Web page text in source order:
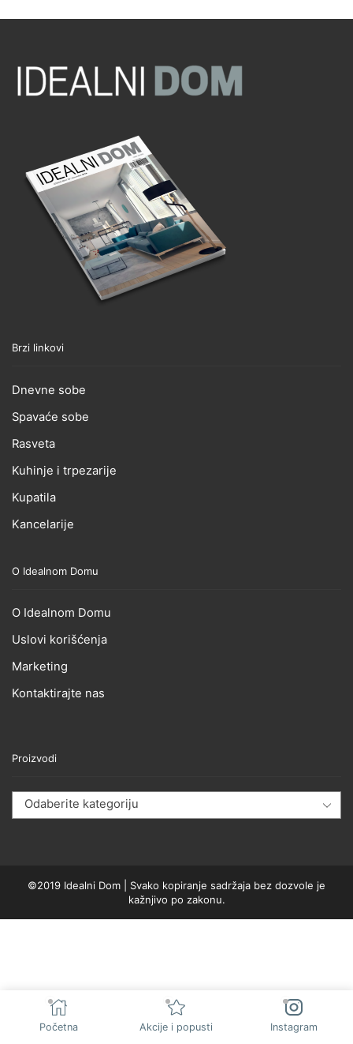
Brzi linkovi
Dnevne sobe
Spavaće sobe
Rasveta
Kuhinje i trpezarije
Kupatila
Kancelarije
O Idealnom Domu
O Idealnom Domu
Uslovi korišćenja
Marketing
Kontaktirajte nas
Proizvodi
Odaberite kategoriju
©2019 Idealni Dom | Svako kopiranje sadržaja bez dozvole je
kažnjivo po zakonu.
Početna Akcije i popusti Instagram